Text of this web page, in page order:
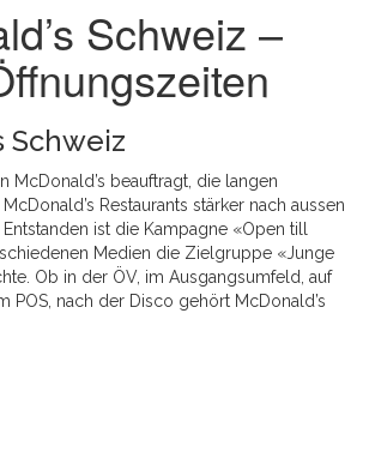
Schweiz –
Schweiz
McDonald’s beauftragt, die langen
Restaurants stärker nach aussen
ist die Kampagne «Open till
Medien die Zielgruppe «Junge
Ob in der ÖV, im Ausgangsumfeld, auf
POS, nach der Disco gehört McDonald’s